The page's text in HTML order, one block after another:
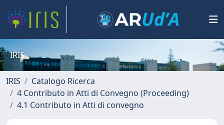
IRIS
IRIS
Catalogo Ricerca
4 Contributo in Atti di Convegno (Proceeding)
4.1 Contributo in Atti di convegno